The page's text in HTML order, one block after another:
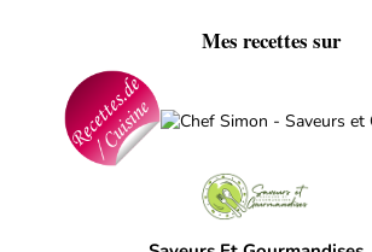
Mes recettes sur